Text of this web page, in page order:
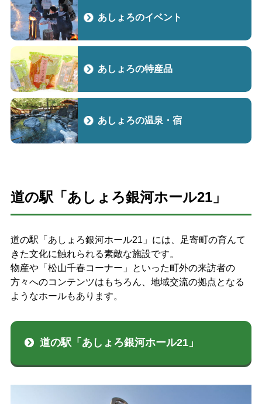
あしょろのイベント
あしょろの特産品
あしょろの温泉・宿
道の駅「あしょろ銀河ホール21」
道の駅「あしょろ銀河ホール21」には、足寄町の育んて
きた文化に触れられる素敵な施設です。
物産や「松山千春コーナー」といった町外の来訪者の
方々へのコンテンツはもちろん、地域交流の拠点となる
ようなホールもあります。
道の駅「あしょろ銀河ホール21」